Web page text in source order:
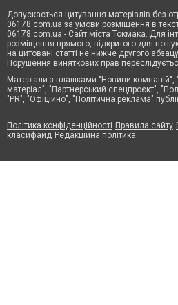
Допускається цитування матеріалів без
06178.com.ua за умови розміщення в
06178.com.ua - Сайт міста Токмака. Для
розміщення прямого, відкритого для
на цитовані статті не нижче другого
Порушення виняткових прав
Матеріали з плашками "Новини компаній",
матеріал", "Партнерський спецпроєкт",
"PR", "Офіційно", "Політична реклама"
Політика конфіденційності Правила сайту
класифайд Редакційна політика